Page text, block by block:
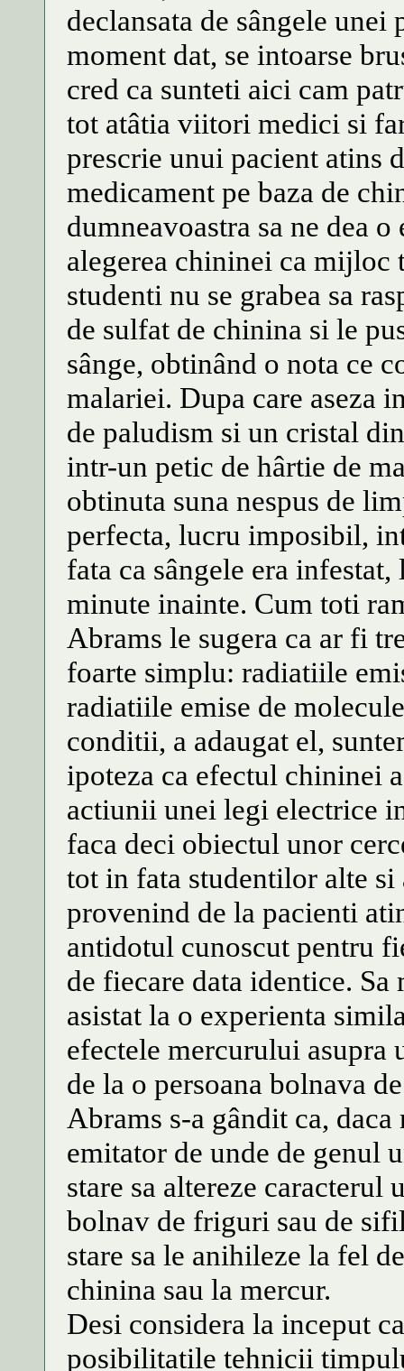
declansata de sângele
moment dat, se intoarse
cred ca sunteti aici cam
tot atâtia viitori medici si
prescrie unui pacient atins
medicament pe baza de
dumneavoastra sa ne dea
alegerea chininei ca
studenti nu se grabea sa
de sulfat de chinina si le
sânge, obtinând o nota ce
malariei. Dupa care aseza
de paludism si un cristal
intr-un petic de hârtie de
obtinuta suna nespus de
perfecta, lucru imposibil,
fata ca sângele era
minute inainte. Cum toti
Abrams le sugera ca ar fi
foarte simplu: radiatiile
radiatiile emise de
conditii, a adaugat el,
ipoteza ca efectul chininei
actiunii unei legi electrice
faca deci obiectul unor
tot in fata studentilor alte si
provenind de la pacienti
antidotul cunoscut pentru
de fiecare data identice.
asistat la o experienta
efectele mercurului asupra
de la o persoana bolnava
Abrams s-a gândit ca,
emitator de unde de genul
stare sa altereze caracterul
bolnav de friguri sau de
stare sa le anihileze la fel
chinina sau la mercur.
Desi considera la inceput
posibilitatile tehnicii